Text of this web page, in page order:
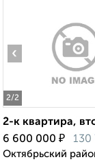
2/2
‹
2-к квартира,
6 600 000 ₽ 130
Октябрьский